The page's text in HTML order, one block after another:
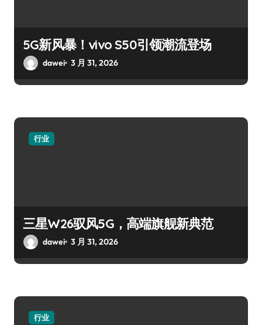
5G新风暴！vivo S50引领潮流登场
dawei 3 月 31, 2026
行业
三星W26驭风5G，高端旗舰新典范
dawei 3 月 31, 2026
行业